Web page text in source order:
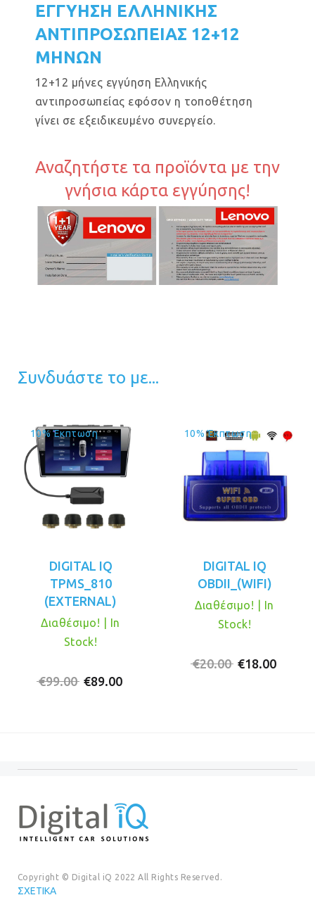
ΕΓΓΥΗΣΗ ΕΛΛΗΝΙΚΗΣ
ΑΝΤΙΠΡΟΣΩΠΕΙΑΣ 12+12
ΜΗΝΩΝ
12+12 μήνες εγγύηση Ελληνικής
αντιπροσωπείας εφόσον η τοποθέτηση
γίνει σε εξειδικευμένο συνεργείο.
Αναζητήστε τα προϊόντα με την
γνήσια κάρτα εγγύησης!
Συνδυάστε το με...
10% Έκπτωση
DIGITAL IQ
TPMS_810
(EXTERNAL)
€99.00 Original
€89.00
Διαθέσιμο! | In
Stock!
10% Έκπτωση
DIGITAL IQ
OBDII_(WIFI)
€20.00 Original
€18.00
Διαθέσιμο! | In
Stock!
Copyright © Digital iQ 2022 All Rights Reserved.
ΣΧΕΤΙΚΆ